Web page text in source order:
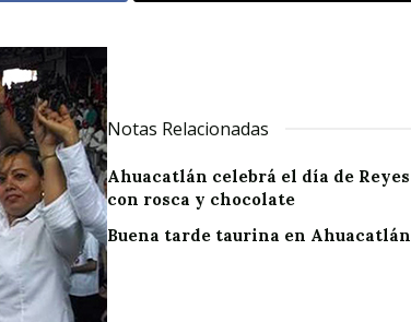
Notas Relacionadas
Ahuacatlán celebrá el día de Reyes
con rosca y chocolate
Buena tarde taurina en Ahuacatlán